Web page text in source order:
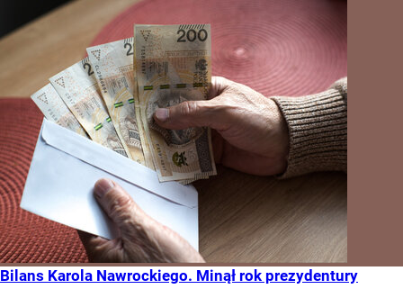
Bilans Karola Nawrockiego. Minął rok prezydentury